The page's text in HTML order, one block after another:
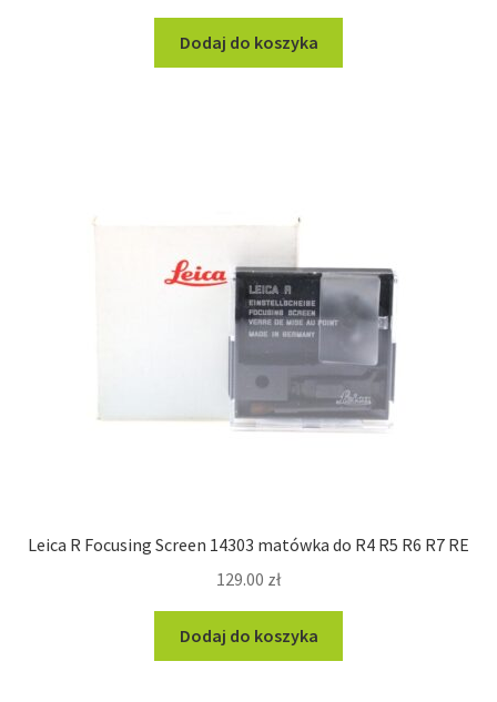
Dodaj do koszyka
Leica R Focusing Screen 14303 matówka do R4 R5 R6 R7 RE
129.00 zł
Dodaj do koszyka